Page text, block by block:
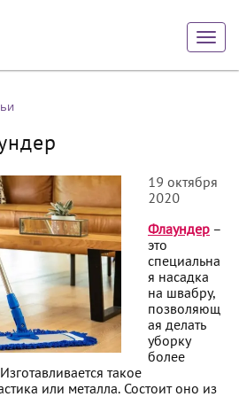
19 октября
2020
Флаундер –
это
специальна
я насадка
на швабру,
позволяющ
ая делать
уборку
более
такое
или металла. Состоит оно из